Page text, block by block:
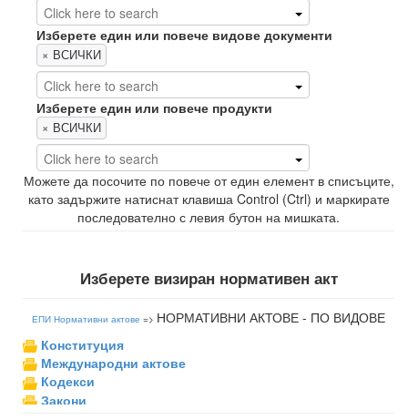
Изберете един или повече видове документи
× ВСИЧКИ
Изберете един или повече продукти
× ВСИЧКИ
Можете да посочите по повече от един елемент в списъците,
като задържите натиснат клавиша Control (Ctrl) и маркирате
последователно с левия бутон на мишката.